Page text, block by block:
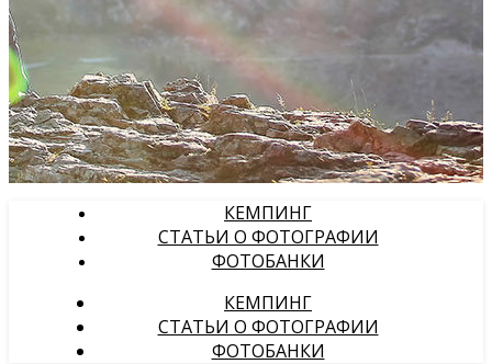
КЕМПИНГ
СТАТЬИ О ФОТОГРАФИИ
ФОТОБАНКИ
КЕМПИНГ
СТАТЬИ О ФОТОГРАФИИ
ФОТОБАНКИ